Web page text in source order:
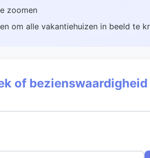
zoomen
om alle vakantiehuizen in beeld te
of bezienswaardigheid